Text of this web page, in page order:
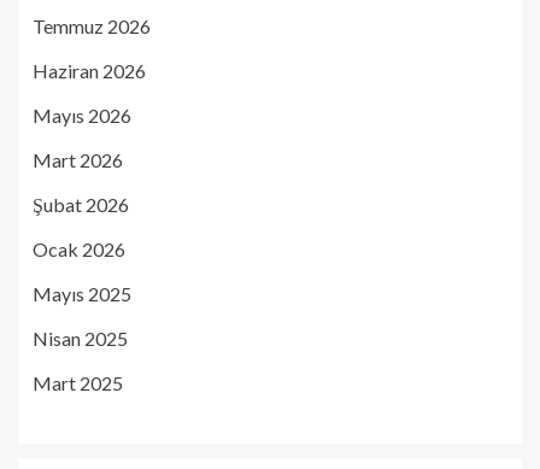
Temmuz 2026
Haziran 2026
Mayıs 2026
Mart 2026
Şubat 2026
Ocak 2026
Mayıs 2025
Nisan 2025
Mart 2025